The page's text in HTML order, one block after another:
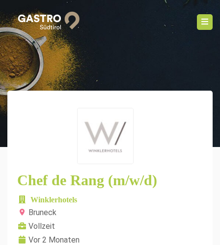
Chef de Rang (m/w/d)
Winklerhotels
Bruneck
Vollzeit
Vor 2 Monaten